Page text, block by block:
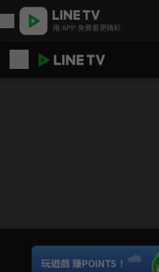
用 APP 免費看更精彩
Unmute
玩遊戲 賺POINTS！